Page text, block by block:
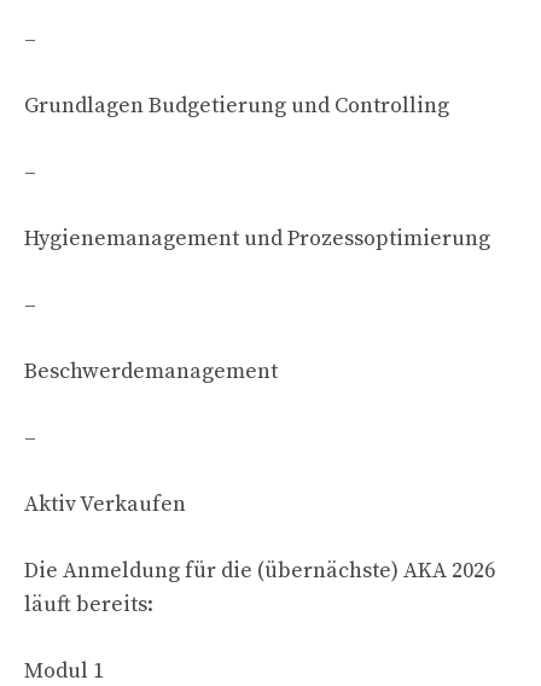
–
Grundlagen Budgetierung und Controlling
–
Hygienemanagement und Prozessoptimierung
–
Beschwerdemanagement
–
Aktiv Verkaufen
Die Anmeldung für die (übernächste) AKA 2026
läuft bereits:
Modul 1